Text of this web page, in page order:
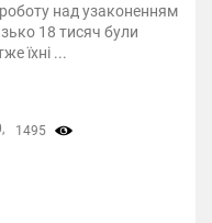
над узаконенням
18 тисяч були
їхні ...
1495